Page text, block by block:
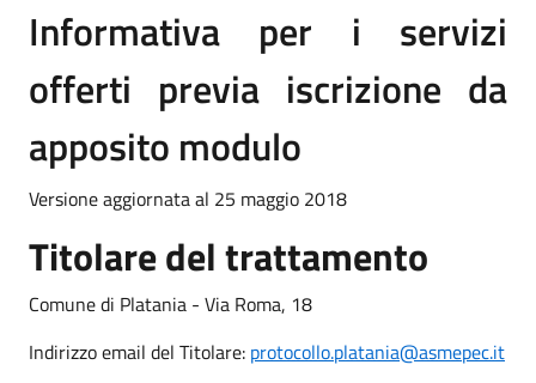
Informativa per i servizi
offerti previa iscrizione da
apposito modulo
Versione aggiornata al 25 maggio 2018
Titolare del trattamento
Comune di Platania - Via Roma, 18
Indirizzo email del Titolare: protocollo.platania@asmepec.it